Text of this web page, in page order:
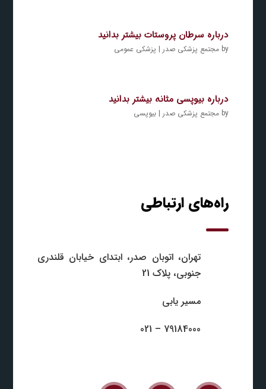
درباره سرطان پروستات بیشتر بدانید
by مجتمع پزشکی صدر| پزشکی عمومی
درباره بیوپسی مثانه بیشتر بدانید
by مجتمع پزشکی صدر| بیوپسی
راه‌های ارتباطی
تهران، اتوبان صدر، ابتدای خیابان قلندری
جنوبی، پلاک 21
مسیر یابی
79184000 – 021